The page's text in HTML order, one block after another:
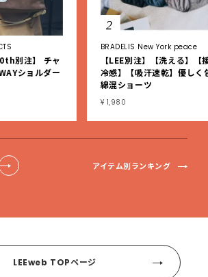
別注】 チャ
ショルダー
2
BRADELIS New York peace
【LEE別注】【洗える】【
冷感】【吸汗速乾】優しく
綿混ショーツ
¥ 1,980
アイテム別ランキング
LEEweb TOPページ